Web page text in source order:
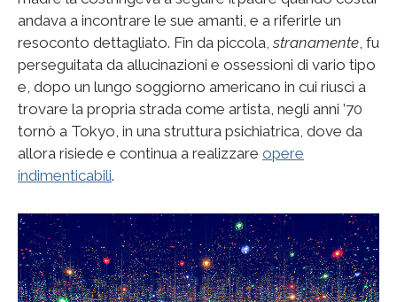
andava a incontrare le sue amanti, e a riferirle un
resoconto dettagliato. Fin da piccola,stranamente , fu
perseguitata da allucinazioni e ossessioni di vario tipo
e, dopo un lungo soggiorno americano in cui riuscì a
trovare la propria strada come artista, negli anni ’70
tornò a Tokyo, in una struttura psichiatrica, dove da
allora risiede e continua a realizzare opere
indimenticabili.